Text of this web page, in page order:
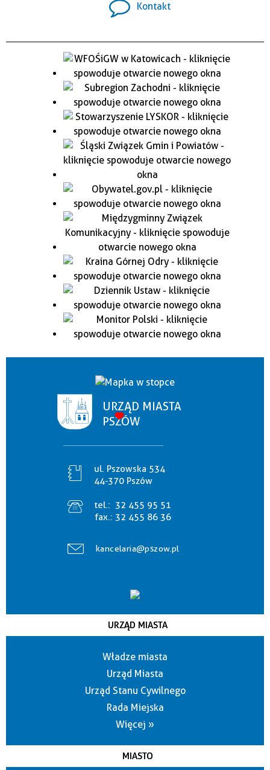
Kontakt
URZĄD MIASTA
PSZÓW
ul. Pszowska 534
44-370 Pszów
tel.: 32 455 95 51
fax.: 32 455 86 36
kancelaria@pszow.pl
URZĄD MIASTA
Władze miasta
Urząd Miasta
Urząd Stanu Cywilnego
Rada Miejska
Więcej »
MIASTO